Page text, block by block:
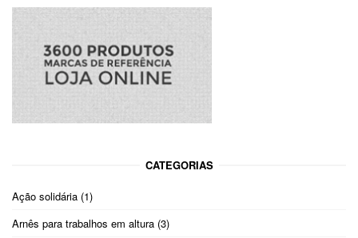
CATEGORIAS
Ação solidária (1)
Arnês para trabalhos em altura (3)